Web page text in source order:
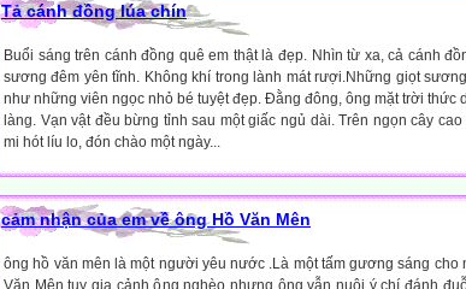
Tả cánh đồng lúa chín
Buổi sáng trên cánh đồng quê em thật là đẹp. Nhìn từ xa, cả cánh
sương đêm yên tĩnh. Không khí trong lành mát rượi.Những giọt
như những viên ngọc nhỏ bé tuyệt đẹp. Đằng đông, ông mặt trời thức
làng. Vạn vật đều bừng tỉnh sau một giấc ngủ dài. Trên ngọn cây
mi hót líu lo, đón chào một ngày...
cảm nhận của em về ông Hồ Văn Mên
ông hồ văn mên là một người yêu nước .Là một tấm gương sáng cho
Văn Mên tuy gia cảnh ông nghèo nhưng ông vẫn nuôi ý chí đánh